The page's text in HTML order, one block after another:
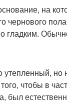
на
чернового
гладким.
утепленный, но
чтобы в
был